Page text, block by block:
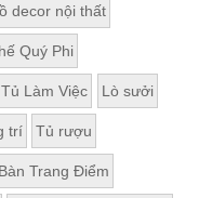
decor nội thất
Quý Phi
Làm Việc Lò sưởi
trí Tủ rượu
Bàn Trang Điểm